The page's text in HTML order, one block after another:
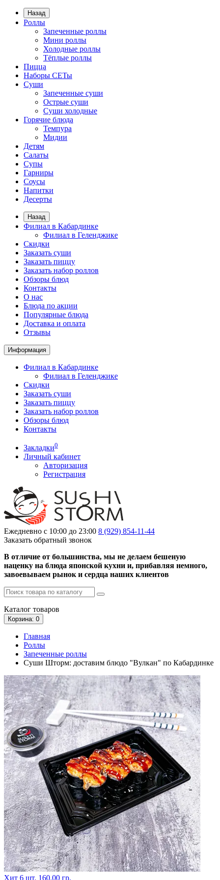
Назад
Роллы
Запеченные роллы
Мини роллы
Холодные роллы
Тёплые роллы
Пицца
Наборы СЕТы
Суши
Запеченные суши
Острые суши
Суши холодные
Горячие блюда
Темпура
Мидии
Детям
Салаты
Супы
Гарниры
Соусы
Напитки
Десерты
Назад
Филиал в Кабардинке
Филиал в Геленджике
Скидки
Заказать суши
Заказать пиццу
Заказать набор роллов
Обзоры блюд
Контакты
О нас
Блюда по акции
Популярные блюда
Доставка и оплата
Отзывы
Информация
Филиал в Кабардинке
Филиал в Геленджике
Скидки
Заказать суши
Заказать пиццу
Заказать набор роллов
Обзоры блюд
Контакты
Закладки0
Личный кабинет
Авторизация
Регистрация
Ежедневно с 10:00 до 23:00 8 (929) 854-11-44
Заказать обратный звонок
В отличие от большинства, мы не делаем бешеную
наценку на блюда японской кухни и, прибавляя немного,
завоевываем рынок и сердца наших клиентов
Каталог товаров
Корзина: 0
Главная
Роллы
Запеченные роллы
Суши Шторм: доставим блюдо "Вулкан" по Кабардинке
Хит 6 шт. 160.00 гр.